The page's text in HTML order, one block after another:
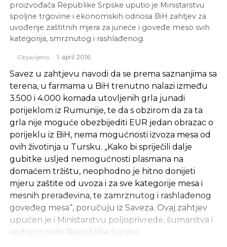
proizvođača Republike Srpske uputio je Ministarstvu
spoljne trgovine i ekonomskih odnosa BiH zahtjev za
uvođenje zaštitnih mjera za juneće i goveđe meso svih
kategorija, smrznutog i rashlađenog.
Objavljeno 1. april 2016.
Savez u zahtjevu navodi da se prema saznanjima sa
terena, u farmama u BiH trenutno nalazi između
3.500 i 4.000 komada utovljenih grla junadi
porijeklom iz Rumunije, te da s obzirom da za ta
grla nije moguće obezbijediti EUR jedan obrazac o
porijeklu iz BiH, nema mogućnosti izvoza mesa od
ovih životinja u Tursku. „Kako bi spriječili dalje
gubitke usljed nemogućnosti plasmana na
domaćem tržištu, neophodno je hitno donijeti
mjeru zaštite od uvoza i za sve kategorije mesa i
mesnih prerađevina, te zamrznutog i rashlađenog
goveđeg mesa“, poručuju iz Saveza. Ovaj zahtjev
upućen je i Ministarstvu poljoprivrede, šumarstva i
vodoprivrede Republike Srpske.